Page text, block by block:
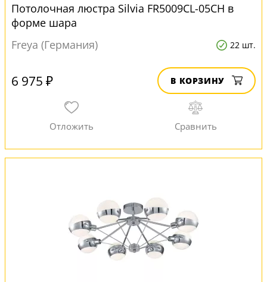
Потолочная люстра Silvia FR5009CL-05CH в
форме шара
Freya (Германия)
22 шт.
6 975 ₽ В КОРЗИНУ